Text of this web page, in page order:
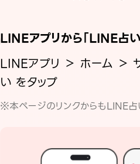
LINEアプリから「LINE占い
LINEアプリ ＞ ホーム ＞
い をタップ
※本ページのリンクからもLINE